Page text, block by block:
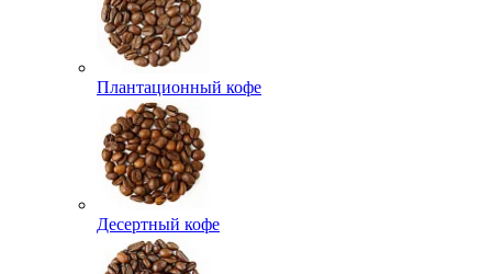
Плантационный кофе
Десертный кофе